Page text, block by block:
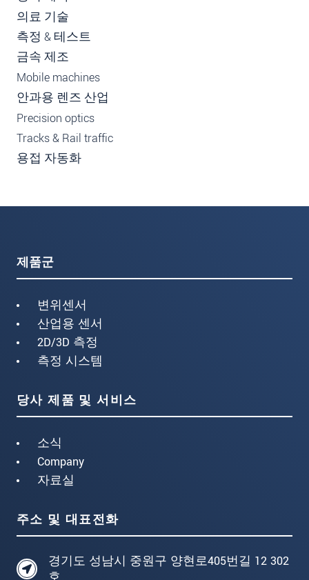
의료 기술
측정 & 테스트
금속 제조
Mobile machines
안과용 렌즈 산업
Precision optics
Tracks & Rail traffic
용접 자동화
제품군
변위센서
산업용 센서
2D/3D 측정
측정 시스템
당사 제품 및 서비스
소식
Company
자료실
주소 및 대표전화
경기도 성남시 중원구 양현로405번길 12 302